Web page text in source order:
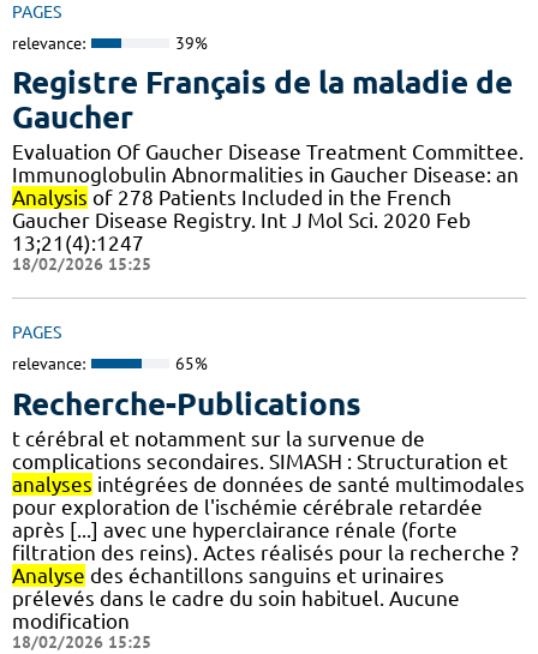
PAGES
relevance: 39%
Registre Français de la maladie de
Gaucher
Evaluation Of Gaucher Disease Treatment Committee.
Immunoglobulin Abnormalities in Gaucher Disease: an
Analysis of 278 Patients Included in the French
Gaucher Disease Registry. Int J Mol Sci. 2020 Feb
13;21(4):1247
18/02/2026 15:25
PAGES
relevance: 65%
Recherche-Publications
t cérébral et notamment sur la survenue de
complications secondaires. SIMASH : Structuration et
analyses intégrées de données de santé multimodales
pour exploration de l'ischémie cérébrale retardée
après [...] avec une hyperclairance rénale (forte
filtration des reins). Actes réalisés pour la recherche ?
Analyse des échantillons sanguins et urinaires
prélevés dans le cadre du soin habituel. Aucune
modification
18/02/2026 15:25